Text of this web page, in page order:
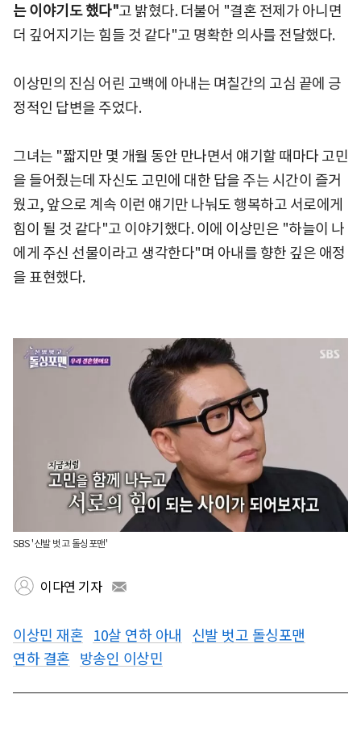
는 이야기도 했다"고 밝혔다. 더불어 "결혼 전제가 아니면
더 깊어지기는 힘들 것 같다"고 명확한 의사를 전달했다.
이상민의 진심 어린 고백에 아내는 며칠간의 고심 끝에 긍
정적인 답변을 주었다.
그녀는 "짧지만 몇 개월 동안 만나면서 얘기할 때마다 고민
을 들어줬는데 자신도 고민에 대한 답을 주는 시간이 즐거
웠고, 앞으로 계속 이런 얘기만 나눠도 행복하고 서로에게
힘이 될 것 같다"고 이야기했다. 이에 이상민은 "하늘이 나
에게 주신 선물이라고 생각한다"며 아내를 향한 깊은 애정
을 표현했다.
SBS '신발 벗고 돌싱포맨'
이다연 기자
이상민 재혼 10살 연하 아내 신발 벗고 돌싱포맨
연하 결혼 방송인 이상민